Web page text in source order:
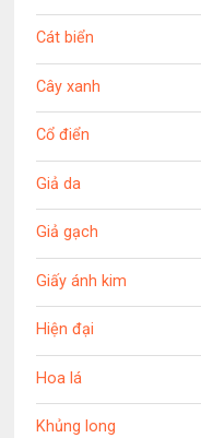
Cát biển
Cây xanh
Cổ điển
Giả da
Giả gạch
Giấy ánh kim
Hiện đại
Hoa lá
Khủng long